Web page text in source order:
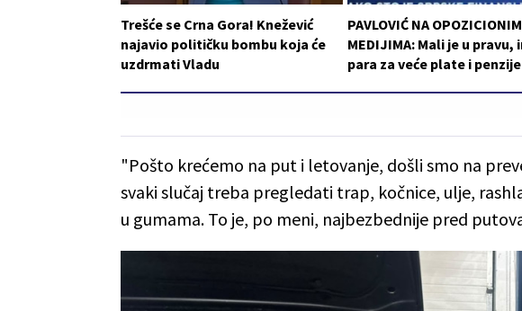
Trešće se Crna Gora! Knežević
najavio političku bombu koja će
uzdrmati Vladu
PAVLOVIĆ NA OPOZICIONIM
MEDIJIMA: Mali je u pravu,
para za veće plate i penzije
"Pošto krećemo na put i letovanje, došli smo na
svaki slučaj treba pregledati trap, kočnice, ulje,
u gumama. To je, po meni, najbezbednije pred